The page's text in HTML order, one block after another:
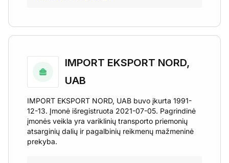
IMPORT EKSPORT NORD,
UAB
IMPORT EKSPORT NORD, UAB buvo įkurta 1991-
12-13. Įmonė išregistruota 2021-07-05. Pagrindinė
įmonės veikla yra variklinių transporto priemonių
atsarginių dalių ir pagalbinių reikmenų mažmeninė
prekyba.